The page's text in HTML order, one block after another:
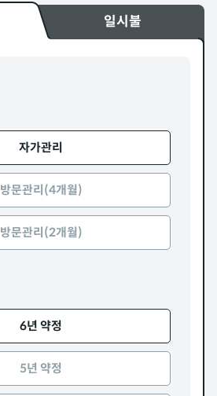
일시불
자가관리
방문관리(4개월)
방문관리(2개월)
6년 약정
5년 약정